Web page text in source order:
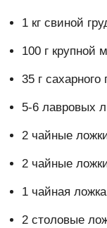
1 кг свиной
100 г крупной
35 г сахарного
5-6 лавровых
2 чайные
2 чайные
1 чайная
2 столовые